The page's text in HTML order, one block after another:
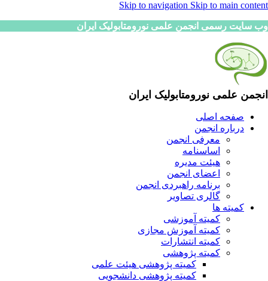
Skip to navigation Skip to main content
وب سایت رسمی انجمن علمی نورومتابولیک ایران
انجمن علمی نورومتابولیک ایران
صفحه اصلی
درباره انجمن
معرفی انجمن
اساسنامه
هیئت مدیره
اعضای انجمن
برنامه راهبردی انجمن
گالری تصاویر
کمیته ها
کمیته آموزشی
کمیته آموزش مجازی
کمیته انتشارات
کمیته پژوهشی
کمیته پژوهشی هیئت علمی
کمیته پژوهشی دانشجویی